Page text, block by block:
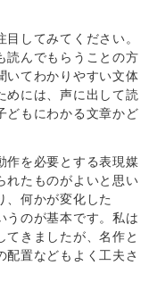
してみてください。
読んでもらうことの方
いてわかりやすい文体
めには、声に出して読
どもにわかる文章かど
作を必要とする表現媒
れたものがよいと思い
、何かが変化した
のが基本です。私は
てきましたが、名作と
配置などもよく工夫さ